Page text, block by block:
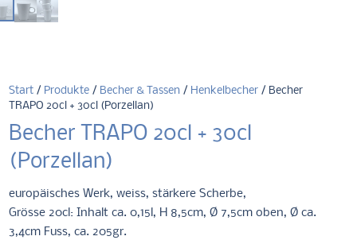
Start / Produkte / Becher & Tassen / Henkelbecher / Becher
TRAPO 20cl + 30cl (Porzellan)
Becher TRAPO 20cl + 30cl
(Porzellan)
europäisches Werk, weiss, stärkere Scherbe,
Grösse 20cl: Inhalt ca. 0,15l, H 8,5cm, Ø 7,5cm oben, Ø ca.
3,4cm Fuss, ca. 205gr.